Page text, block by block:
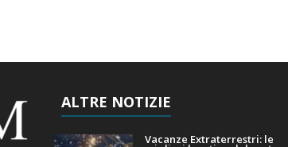
ALTRE NOTIZIE
Vacanze Extraterrestri: le